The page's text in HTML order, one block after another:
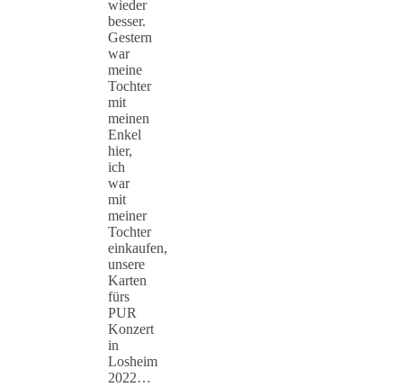
wieder
besser.
Gestern
war
meine
Tochter
mit
meinen
Enkel
hier,
ich
war
mit
meiner
Tochter
einkaufen,
unsere
Karten
fürs
PUR
Konzert
in
Losheim
2022…